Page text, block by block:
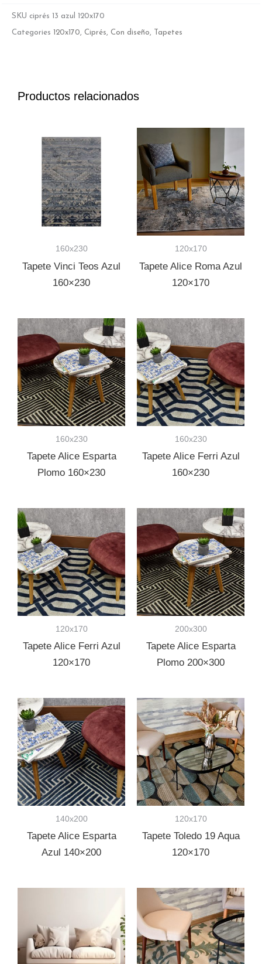
SKU ciprés 13 azul 120x170
Categories 120x170 Ciprés Con diseño Tapetes
Productos relacionados
160x230
Tapete Vinci Teos Azul
160×230
120x170
Tapete Alice Roma Azul
120×170
160x230
Tapete Alice Esparta
Plomo 160×230
160x230
Tapete Alice Ferri Azul
160×230
120x170
Tapete Alice Ferri Azul
120×170
200x300
Tapete Alice Esparta
Plomo 200×300
140x200
Tapete Alice Esparta
Azul 140×200
120x170
Tapete Toledo 19 Aqua
120×170